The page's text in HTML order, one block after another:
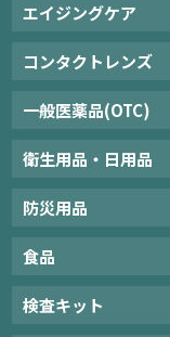
エイジングケア
コンタクトレンズ
一般医薬品(OTC)
衛生用品・日用品
防災用品
食品
検査キット